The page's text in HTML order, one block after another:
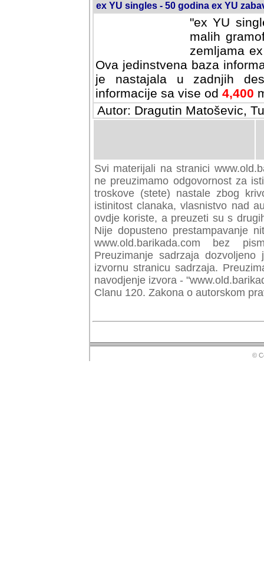
ex YU singles - 50 godina ex YU
"ex YU
malih
zemljama
Ova jedinstvena baza
je nastajala u zadnjih
informacije sa vise od 4,400
Autor: Dragutin Matoševic,
Svi materijali na stranici
preuzimamo odgovornost za
troskove (stete) nastale zbog
istinitost clanaka, vlasnistvo nad
ovdje koriste, a preuzeti su s
Nije dopusteno prestampavanje
www.old.barikada.com bez
Preuzimanje sadrzaja
izvornu stranicu sadrzaja.
navodjenje izvora -
Clanu 120. Zakona o autorskom
©